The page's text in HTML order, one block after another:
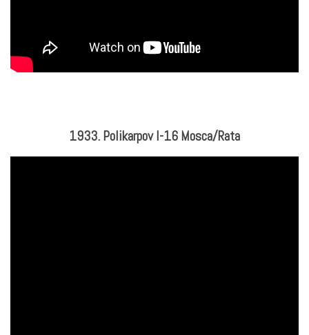
1933. Polikarpov I-16 Mosca/Rata